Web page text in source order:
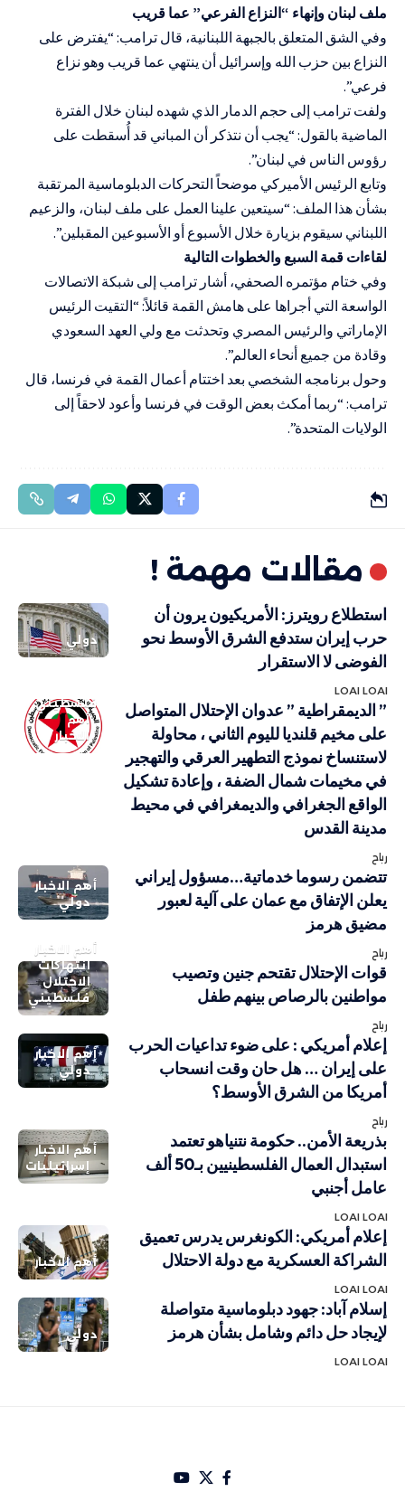
ملف لبنان وإنهاء “النزاع الفرعي” عما قريب
وفي الشق المتعلق بالجبهة اللبنانية، قال ترامب: “يفترض على
النزاع بين حزب الله وإسرائيل أن ينتهي عما قريب وهو نزاع
فرعي”.
ولفت ترامب إلى حجم الدمار الذي شهده لبنان خلال الفترة
الماضية بالقول: “يجب أن نتذكر أن المباني قد أُسقطت على
رؤوس الناس في لبنان”.
وتابع الرئيس الأميركي موضحاً التحركات الدبلوماسية المرتقبة
بشأن هذا الملف: “سيتعين علينا العمل على ملف لبنان، والزعيم
اللبناني سيقوم بزيارة خلال الأسبوع أو الأسبوعين المقبلين”.
لقاءات قمة السبع والخطوات التالية
وفي ختام مؤتمره الصحفي، أشار ترامب إلى شبكة الاتصالات
الواسعة التي أجراها على هامش القمة قائلاً: “التقيت الرئيس
الإماراتي والرئيس المصري وتحدثت مع ولي العهد السعودي
وقادة من جميع أنحاء العالم”.
وحول برنامجه الشخصي بعد اختتام أعمال القمة في فرنسا، قال
ترامب: “ربما أمكث بعض الوقت في فرنسا وأعود لاحقاً إلى
الولايات المتحدة”.
مقالات مهمة !
دولي
استطلاع رويترز: الأمريكيون يرون أن
حرب إيران ستدفع الشرق الأوسط نحو
الفوضى لا الاستقرار
LOAI LOAI
فلسطيني
أهم
الاخبار
” الديمقراطية ” عدوان الإحتلال المتواصل
على مخيم قلنديا لليوم الثاني ، محاولة
لاستنساخ نموذج التطهير العرقي والتهجير
في مخيمات شمال الضفة ، وإعادة تشكيل
الواقع الجغرافي والديمغرافي في محيط
مدينة القدس
رباح
أهم الاخبار
دولي
تتضمن رسوما خدماتية…مسؤول إيراني
يعلن الإتفاق مع عمان على آلية لعبور
مضيق هرمز
رباح
أهم الاخبار
انتهاكات
الاحتلال
فلسطيني
قوات الإحتلال تقتحم جنين وتصيب
مواطنين بالرصاص بينهم طفل
رباح
أهم الاخبار
دولي
إعلام أمريكي : على ضوء تداعيات الحرب
على إيران … هل حان وقت انسحاب
أمريكا من الشرق الأوسط؟
رباح
أهم الاخبار
إسرائيليات
بذريعة الأمن.. حكومة نتنياهو تعتمد
استبدال العمال الفلسطينيين بـ50 ألف
عامل أجنبي
LOAI LOAI
أهم الاخبار
إعلام أمريكي: الكونغرس يدرس تعميق
الشراكة العسكرية مع دولة الاحتلال
LOAI LOAI
دولي
إسلام آباد: جهود دبلوماسية متواصلة
لإيجاد حل دائم وشامل بشأن هرمز
LOAI LOAI